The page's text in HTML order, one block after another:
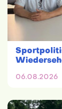
06.08.2026